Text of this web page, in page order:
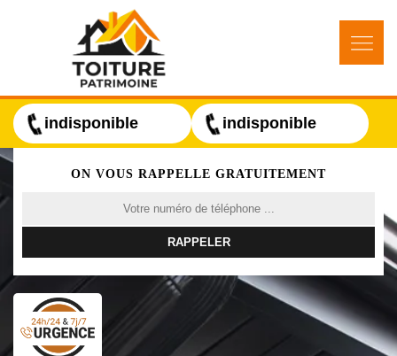
indisponible indisponible
ON VOUS RAPPELLE GRATUITEMENT